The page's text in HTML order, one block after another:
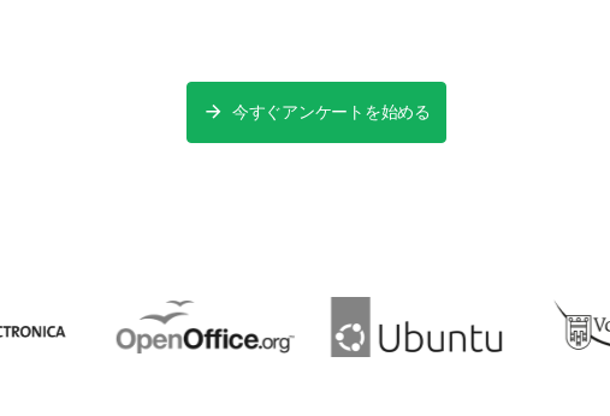
私たちの製品パッケージを改善するための追
今すぐアンケートを始める